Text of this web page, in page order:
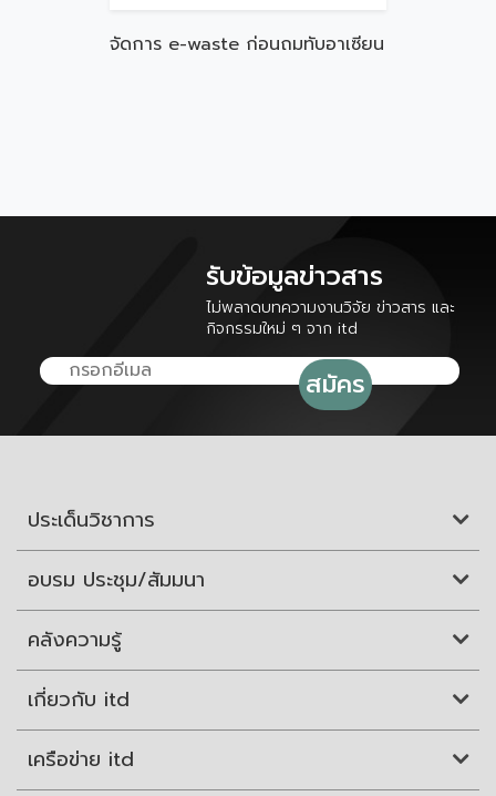
จัดการ e-waste ก่อนถมทับอาเซียน
รับข้อมูลข่าวสาร
ไม่พลาดบทความงานวิจัย ข่าวสาร และ
กิจกรรมใหม่ ๆ จาก itd
ประเด็นวิชาการ
อบรม ประชุม/สัมมนา
คลังความรู้
เกี่ยวกับ itd
เครือข่าย itd